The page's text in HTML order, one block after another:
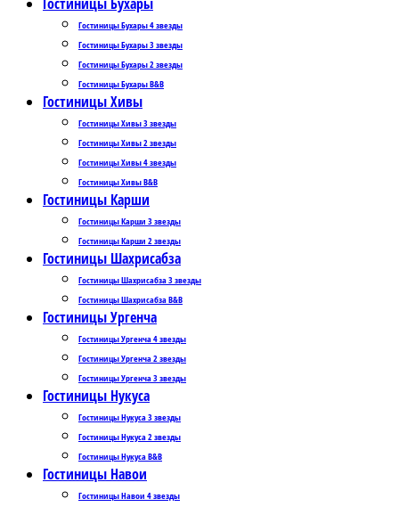
Гостиницы Бухары 4 звезды
Гостиницы Бухары 3 звезды
Гостиницы Бухары 2 звезды
Гостиницы Бухары B&B
Гостиницы Хивы
Гостиницы Хивы 3 звезды
Гостиницы Хивы 2 звезды
Гостиницы Хивы 4 звезды
Гостиницы Хивы B&B
Гостиницы Карши
Гостиницы Карши 3 звезды
Гостиницы Карши 2 звезды
Гостиницы Шахрисабза
Гостиницы Шахрисабза 3 звезды
Гостиницы Шахрисабза B&B
Гостиницы Ургенча
Гостиницы Ургенча 4 звезды
Гостиницы Ургенча 2 звезды
Гостиницы Ургенча 3 звезды
Гостиницы Нукуса
Гостиницы Нукуса 3 звезды
Гостиницы Нукуса 2 звезды
Гостиницы Нукуса B&B
Гостиницы Навои
Гостиницы Навои 4 звезды